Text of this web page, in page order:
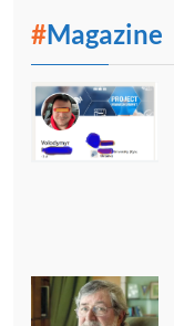
#Magazine